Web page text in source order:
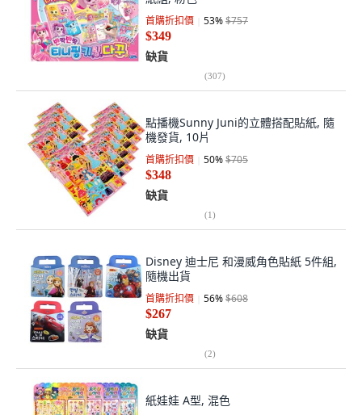
首購折扣價 53%$757
$349
缺貨
(307)
點播機Sunny Juni的立體搭配貼紙, 隨
機發貨, 10片
首購折扣價 50%$705
$348
缺貨
(1)
Disney 迪士尼 和漫威角色貼紙 5件組,
隨機出貨
首購折扣價 56%$608
$267
缺貨
(2)
紙娃娃 A型, 混色